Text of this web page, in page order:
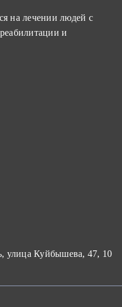
на лечении людей с
и
улица Куйбышева, 47, 10